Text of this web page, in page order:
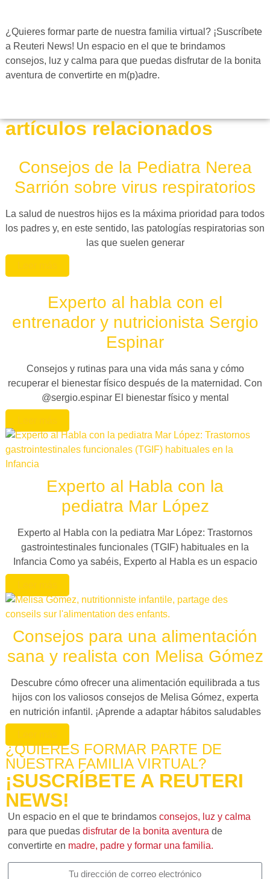
¿Quieres formar parte de nuestra familia virtual? ¡Suscríbete
a Reuteri News! Un espacio en el que te brindamos
consejos, luz y calma para que puedas disfrutar de la bonita
aventura de convertirte en m(p)adre.
artículos relacionados
Consejos de la Pediatra Nerea
Sarrión sobre virus respiratorios
La salud de nuestros hijos es la máxima prioridad para todos
los padres y, en este sentido, las patologías respiratorias son
las que suelen generar
Experto al habla con el
entrenador y nutricionista Sergio
Espinar
Consejos y rutinas para una vida más sana y cómo
recuperar el bienestar físico después de la maternidad. Con
@sergio.espinar El bienestar físico y mental
Experto al Habla con la
pediatra Mar López
Experto al Habla con la pediatra Mar López: Trastornos
gastrointestinales funcionales (TGIF) habituales en la
Infancia Como ya sabéis, Experto al Habla es un espacio
Consejos para una alimentación
sana y realista con Melisa Gómez
Descubre cómo ofrecer una alimentación equilibrada a tus
hijos con los valiosos consejos de Melisa Gómez, experta
en nutrición infantil. ¡Aprende a adaptar hábitos saludables
¿QUIERES FORMAR PARTE DE
NUESTRA FAMILIA VIRTUAL?
¡SUSCRÍBETE A REUTERI
NEWS!
Un espacio en el que te brindamosconsejos, luz y calma
para que puedasdisfrutar de la bonita aventura de
convertirte en madre, padre y formar una familia.